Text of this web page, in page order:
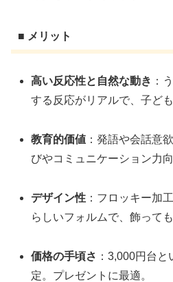
■ メリット
高い反応性と自然な動き ：
する反応がリアルで、子ど
教育的価値 ：発語や会話意
びやコミュニケーション力向
デザイン性 ：フロッキー加
らしいフォルムで、飾っても
価格の手頃さ ：3,000円台
定。プレゼントに最適。